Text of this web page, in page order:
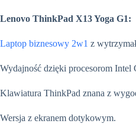
Lenovo ThinkPad X13 Yoga G1:
Laptop biznesowy 2w1 z
Wydajność dzięki procesorom Intel
Klawiatura ThinkPad znana z
Wersja z ekranem dotykowym.